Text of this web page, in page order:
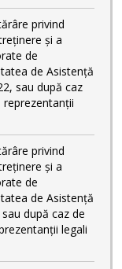
privind
și a
de
de Asistență
sau după caz
privind
și a
de
de Asistență
după caz de
legali